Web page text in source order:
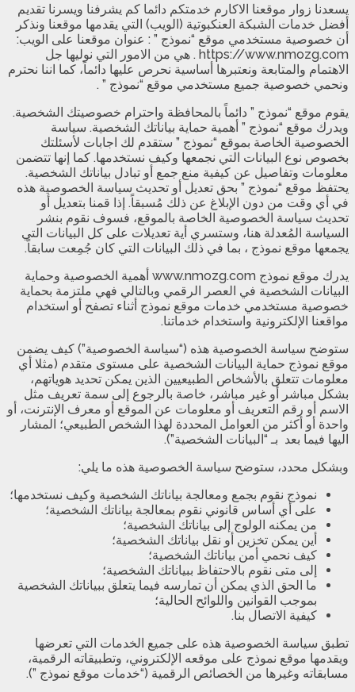
يسعدنا زوار موقعنا الاكارم خدمتكم دائما كم يشرفنا ويسرنا تقديم
أفضل خدمات الشبكة العنكبوتية (الويب) التي يقدمها موقعنا ونذكر
أن خصوصية مستخدمي موقع “نموذج ” : عنوان موقعنا على الويب:
https://www.nmozg.com . هي من الامور التي نوليها جل
الاهتمام والمتابعة ونعتبرها أساسية نحرص عليها دائماً، كما اننا نحترم
ونحمي خصوصية جميع مستخدمي موقع “نموذج ” .
يقوم موقع “نموذج ” دائماً بالمحافظة واحترام خصوصيتك الشخصية.
ويدرك موقع “نموذج ” أهمية حماية بياناتك الشخصية. سياسة
الخصوصية الخاصة بموقع “نموذج ” ستقدم لك اجابات لأسئلتك
بخصوص نوع البيانات التي نجمعها وكيف نستخدمها. كما إنها تتضمن
معلومات وتفاصيل عن كيفية منع جمع أو تبادل بياناتك الشخصية.
يحتفظ موقع “نموذج ” بحق تعديل أو تحديث سياسة الخصوصية هذه
في أي وقت من دون الإبلاغ عن ذلك مُسبقاً. إذا قمنا بتعديل أو
تحديث سياسة الخصوصية الخاصة بالموقع، فسوف نقوم بنشر
السياسة المُعدلة هنا، وستسري أية تعديلات على كل البيانات التي
يجمعها موقع نموذج ، بما في ذلك البيانات التي كان جُمِعت سابقاً.
يدرك موقع نموذج www.nmozg.com أهمية الخصوصية وحماية
البيانات الشخصية في العصر الرقمي وبالتالي فهي ملتزمة بحماية
خصوصية مستخدمي خدمات موقع نموذج أثناء تصفح أو استخدام
مواقعنا الإلكترونية واستخدام خدماتنا.
ستوضح سياسة الخصوصية هذه (“سياسة الخصوصية”) كيف يضمن
موقع نموذج حماية البيانات الشخصية على مستوى متقدم (مثلا أي
معلومات تتعلق بالأشخاص الطبيعيين الذين يمكن تحديد هوياتهم،
بشكل مباشر أو غير مباشر، خاصة بالرجوع إلى سمة تعريف مثل
الاسم أو رقم التعريف أو معلومات عن الموقع أو معرف الإنترنت، أو
واحدة أو أكثر من العوامل المحددة لهذا الشخص الطبيعي؛ المشار
اليها فيما بعد بـ “البيانات الشخصية”).
وبشكل محدد، ستوضح سياسة الخصوصية هذه ما يلي:
نموذج نقوم بجمع ومعالجة بياناتك الشخصية وكيف نستخدمها؛
على أي أساس قانوني نقوم بمعالجة بياناتك الشخصية؛
من يمكنه الولوج إلى بياناتك الشخصية؛
أين يمكن تخزين أو نقل بياناتك الشخصية؛
كيف نحمي أمن بياناتك الشخصية؛
إلى متى نقوم بالاحتفاظ ببياناتك الشخصية؛
ما الحق الذي يمكن أن تمارسه فيما يتعلق ببياناتك الشخصية
بموجب القوانين واللوائح الحالية؛
كيفية الاتصال بنا.
تطبق سياسة الخصوصية هذه على جميع الخدمات التي تعرضها
ويقدمها موقع نموذج على موقعه الإلكتروني، وتطبيقاته الرقمية،
مسابقاته وغيرها من الخصائص الرقمية (“خدمات موقع نموذج ”).